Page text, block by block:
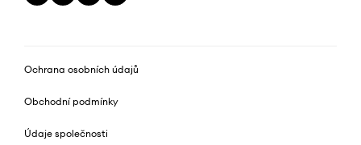
Ochrana osobních údajů
Obchodní podmínky
Údaje společnosti